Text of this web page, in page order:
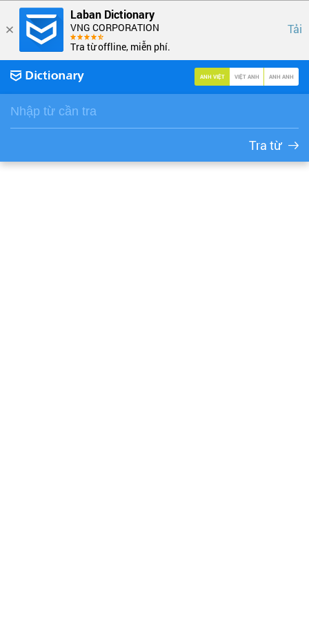
Laban Dictionary
VNG CORPORATION
Tra từ offline, miễn phí.
Tải
ANH VIỆT VIỆT ANH ANH ANH
Tra từ